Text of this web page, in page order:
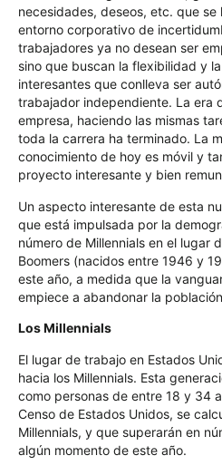
necesidades, deseos, etc. que
entorno corporativo de
trabajadores ya no desean ser
sino que buscan la flexibilidad y
interesantes que conlleva ser
trabajador independiente. La era
empresa, haciendo las mismas
toda la carrera ha terminado. La
conocimiento de hoy es móvil y
proyecto interesante y bien
Un aspecto interesante de esta
que está impulsada por la
número de Millennials en el lugar
Boomers (nacidos entre 1946 y
este año, a medida que la
empiece a abandonar la
Los Millennials
El lugar de trabajo en Estados
hacia los Millennials. Esta
como personas de entre 18 y 34
Censo de Estados Unidos, se
Millennials, y que superarán en
algún momento de este año.